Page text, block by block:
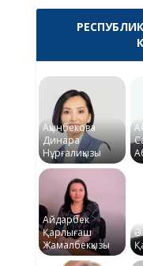
Ақынбекова
Динара
Нұрғалиқызы
Айдарбек
Қарлығаш
Жамалбекқызы